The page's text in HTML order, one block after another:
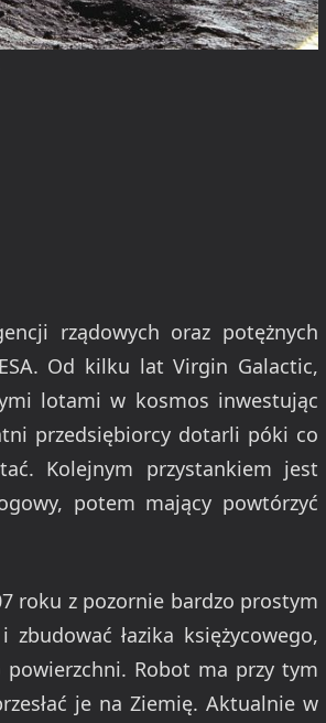
rządowych oraz potężnych
Od kilku lat Virgin Galactic,
lotami w kosmos inwestując
przedsiębiorcy dotarli póki co
Kolejnym przystankiem jest
potem mający powtórzyć
roku z pozornie bardzo prostym
łazika księżycowego,
powierzchni. Robot ma przy tym
je na Ziemię. Aktualnie w